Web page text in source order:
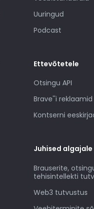
Uuringud
Podcast
Ettevõtetele
Otsingu API
Brave''i reklaamid
Kontserni
Juhised algajale
Brauserite,
tehisintellekti
Web3 tutvustus